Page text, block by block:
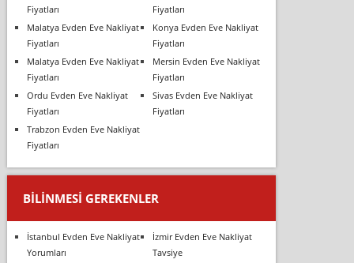
Fiyatları
Fiyatları
Malatya Evden Eve Nakliyat
Fiyatları
Konya Evden Eve Nakliyat
Fiyatları
Malatya Evden Eve Nakliyat
Fiyatları
Mersin Evden Eve Nakliyat
Fiyatları
Ordu Evden Eve Nakliyat
Fiyatları
Sivas Evden Eve Nakliyat
Fiyatları
Trabzon Evden Eve Nakliyat
Fiyatları
BILINMESI GEREKENLER
İstanbul Evden Eve Nakliyat
Yorumları
İzmir Evden Eve Nakliyat
Tavsiye